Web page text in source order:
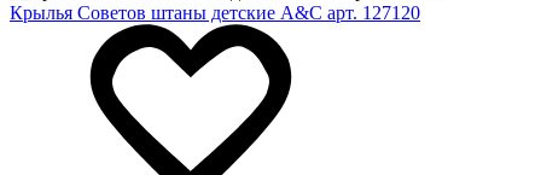
Крылья Советов штаны детские A&C арт. 127120